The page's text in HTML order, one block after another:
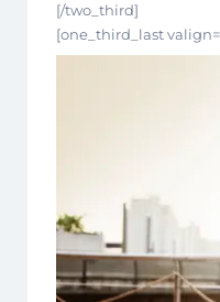
[/two_third]
[one_third_last